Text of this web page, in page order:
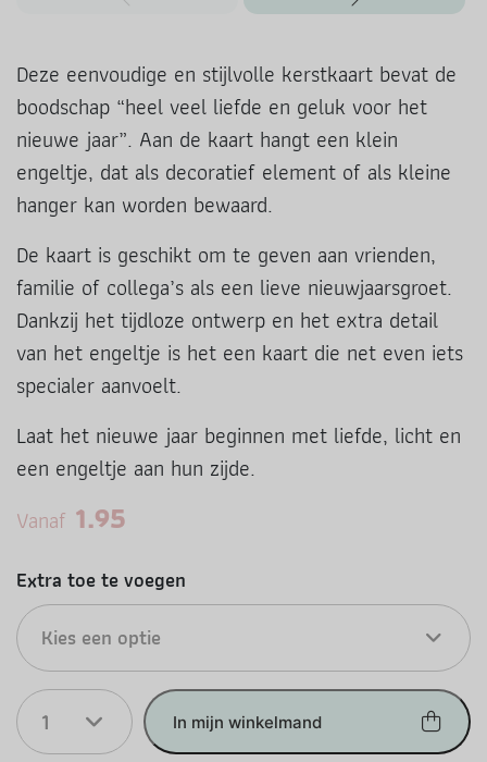
Deze eenvoudige en stijlvolle kerstkaart bevat de
boodschap “heel veel liefde en geluk voor het
nieuwe jaar”. Aan de kaart hangt een klein
engeltje, dat als decoratief element of als kleine
hanger kan worden bewaard.
De kaart is geschikt om te geven aan vrienden,
familie of collega’s als een lieve nieuwjaarsgroet.
Dankzij het tijdloze ontwerp en het extra detail
van het engeltje is het een kaart die net even iets
specialer aanvoelt.
Laat het nieuwe jaar beginnen met liefde, licht en
een engeltje aan hun zijde.
Vanaf 1.95
Extra toe te voegen
Kies een optie
1 In mijn winkelmand